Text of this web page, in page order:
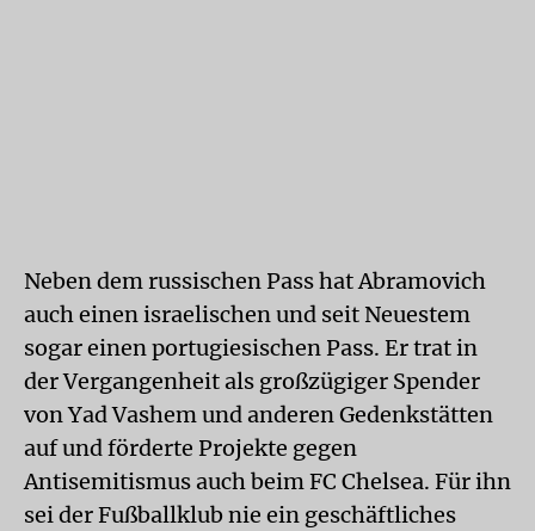
Neben dem russischen Pass hat Abramovich
auch einen israelischen und seit Neuestem
sogar einen portugiesischen Pass. Er trat in
der Vergangenheit als großzügiger Spender
von Yad Vashem und anderen Gedenkstätten
auf und förderte Projekte gegen
Antisemitismus auch beim FC Chelsea. Für ihn
sei der Fußballklub nie ein geschäftliches